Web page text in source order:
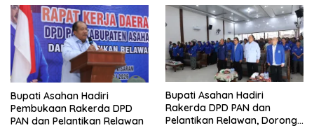
0208/Asahan
Bupati Asahan Hadiri
Pembukaan Rakerda DPD
PAN dan Pelantikan Relawan
Bupati Asahan Hadiri
Rakerda DPD PAN dan
Pelantikan Relawan, Dorong